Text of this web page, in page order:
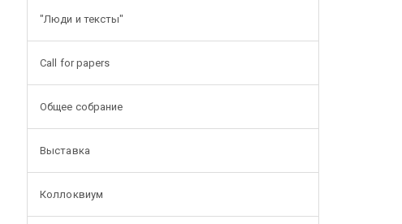
"Люди и тексты"
Call for papers
Общее собрание
Выставка
Коллоквиум